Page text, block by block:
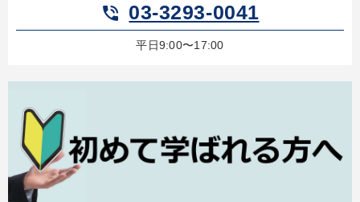
phone_in_talk 03-3293-0041
平日9:00〜17:00